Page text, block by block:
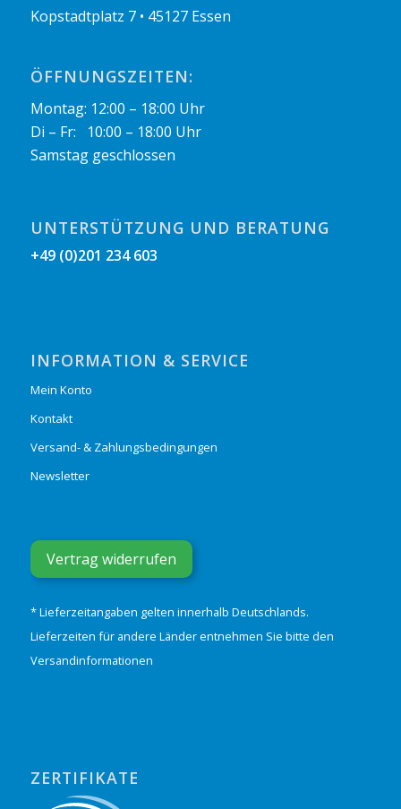
Kopstadtplatz 7 • 45127 Essen
ÖFFNUNGSZEITEN:
Montag: 12:00 – 18:00 Uhr
Di – Fr: 10:00 – 18:00 Uhr
Samstag geschlossen
UNTERSTÜTZUNG UND BERATUNG
+49 (0)201 234 603
INFORMATION & SERVICE
Mein Konto
Kontakt
Versand- & Zahlungsbedingungen
Newsletter
Vertrag widerrufen
* Lieferzeitangaben gelten innerhalb Deutschlands.
Lieferzeiten für andere Länder entnehmen Sie bitte den
Versandinformationen
ZERTIFIKATE